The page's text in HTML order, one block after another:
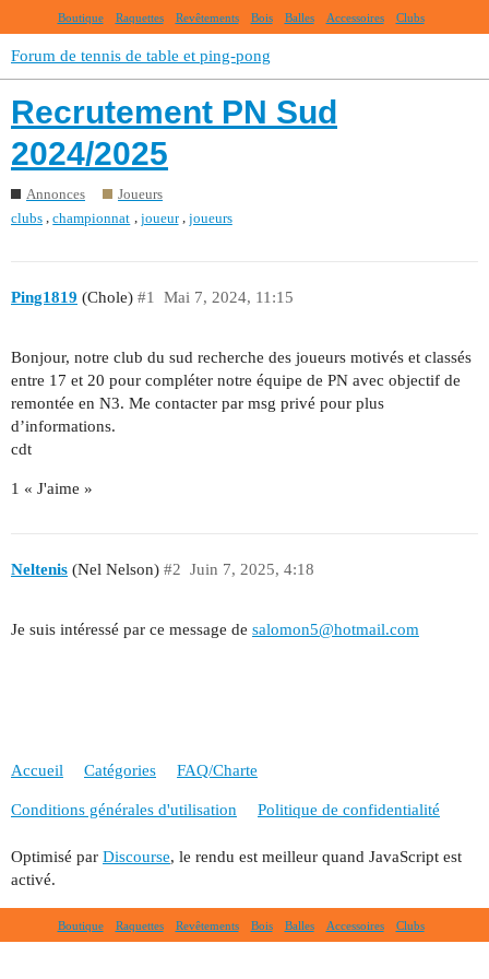
Boutique Raquettes Revêtements Bois Balles Accessoires Clubs
Forum de tennis de table et ping-pong
Recrutement PN Sud
2024/2025
Annonces
Joueurs
clubs ,championnat joueur joueurs
Ping1819 (Chole) Mai 7, 2024, 11:15
#1
Bonjour, notre club du sud recherche des joueurs motivés et classés
entre 17 et 20 pour compléter notre équipe de PN avec objectif de
remontée en N3. Me contacter par msg privé pour plus
d’informations.
cdt
1 « J'aime »
Neltenis (Nel Nelson) Juin 7, 2025, 4:18
#2
Je suis intéressé par ce message de salomon5@hotmail.com
Accueil Catégories FAQ/Charte
Conditions générales d'utilisation Politique de confidentialité
Optimisé par Discourse, le rendu est meilleur quand JavaScript est
activé.
Boutique Raquettes Revêtements Bois Balles Accessoires Clubs